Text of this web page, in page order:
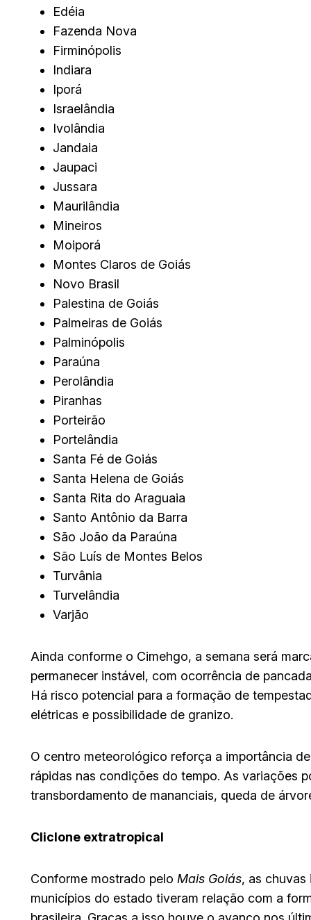
Edéia
Fazenda Nova
Firminópolis
Indiara
Iporá
Israelândia
Ivolândia
Jandaia
Jaupaci
Jussara
Maurilândia
Mineiros
Moiporá
Montes Claros de Goiás
Novo Brasil
Palestina de Goiás
Palmeiras de Goiás
Palminópolis
Paraúna
Perolândia
Piranhas
Porteirão
Portelândia
Santa Fé de Goiás
Santa Helena de Goiás
Santa Rita do Araguaia
Santo Antônio da Barra
São João da Paraúna
São Luís de Montes Belos
Turvânia
Turvelândia
Varjão
Ainda conforme o Cimehgo, a semana será
permanecer instável, com ocorrência de
Há risco potencial para a formação de
elétricas e possibilidade de granizo.
O centro meteorológico reforça a importância
rápidas nas condições do tempo. As variações
transbordamento de mananciais, queda de
Cliclone extratropical
Conforme mostrado pelo Mais Goiás, as chuvas
municípios do estado tiveram relação com a